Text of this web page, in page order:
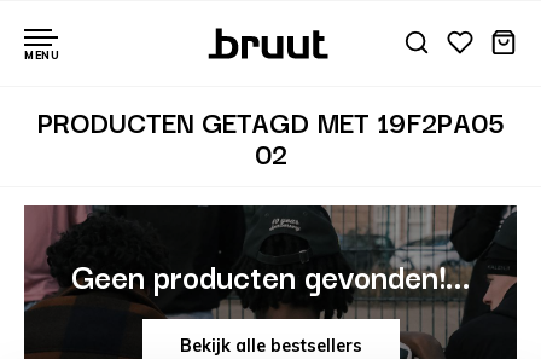
MENU
PRODUCTEN GETAGD MET 19F2PA05
02
Geen producten gevonden!...
Bekijk alle bestsellers